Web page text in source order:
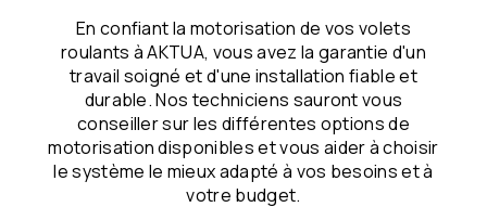
En confiant la motorisation de vos volets
roulants à AKTUA, vous avez la garantie d'un
travail soigné et d'une installation fiable et
durable. Nos techniciens sauront vous
conseiller sur les différentes options de
motorisation disponibles et vous aider à choisir
le système le mieux adapté à vos besoins et à
votre budget.